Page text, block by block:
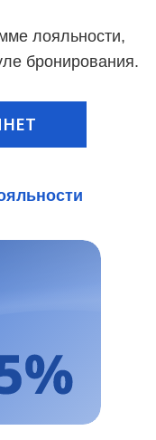
лояльности,
бронирования.